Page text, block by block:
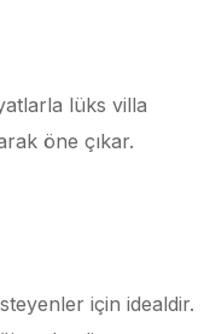
lüks villa
öne çıkar.
için idealdir.